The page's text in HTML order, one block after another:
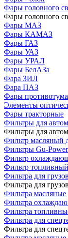
Фары головного
Фары головного
Фары МАЗ
Фары КАМАЗ
Фары ГАЗ
Фары УАЗ
Фары УРАЛ
Фары БелАЗа
Фара ЗИЛ
Фара ПАЗ
Фары
Элементы
Фары тракторные
Фильтры для
Фильтры для
Фильтр масляный
Фильтры Gu-Power
Фильтр
Фильтр топливный
Фильтра для
Фильтра для
Фильтра масляные
Фильтра
Фильтра
Фильтра для
Фильтра для